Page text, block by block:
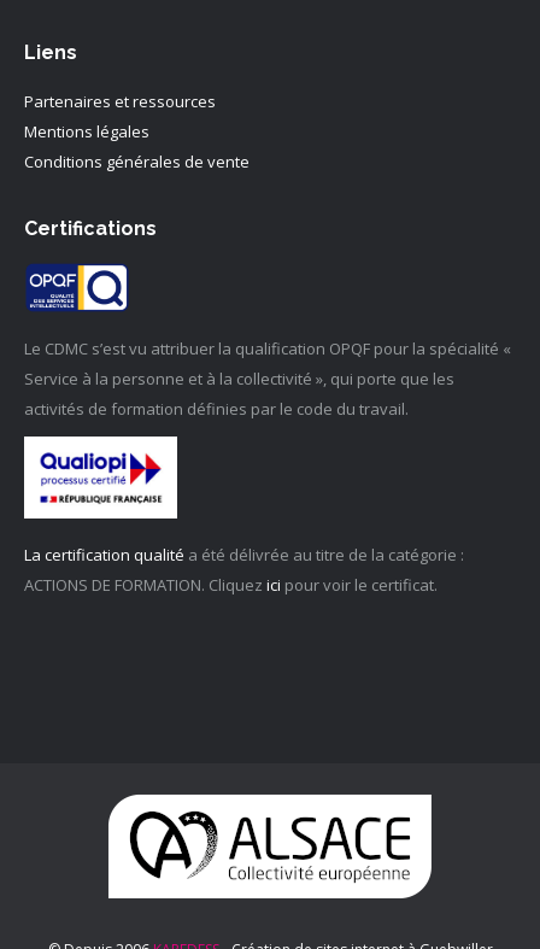
Liens
Partenaires et ressources
Mentions légales
Conditions générales de vente
Certifications
Le CDMC s’est vu attribuer la qualification OPQF pour la spécialité «
Service à la personne et à la collectivité », qui porte que les
activités de formation définies par le code du travail.
La certification qualité a été délivrée au titre de la catégorie :
ACTIONS DE FORMATION. Cliquez ici pour voir le certificat.